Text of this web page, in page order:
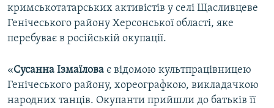
кримськотатарських активістів у селі Щасливцеве
Генічеського району Херсонської області, яке
перебуває в російській окупації.
«Сусанна Ізмаїлова є відомою культпрацівницею
Генічеського району, хореографкою, викладачкою
народних танців. Окупанти прийшли до батьків її